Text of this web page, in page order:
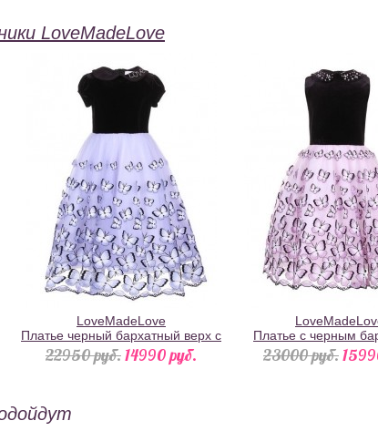
LoveMadeLove
LoveMadeLove
Платье черный бархатный верх с
пышной голубой юбкой с
бабочками
22950 pуб.14990 pуб.
Платье с черным
верхом и пышной
с бабочками
23000 pуб.